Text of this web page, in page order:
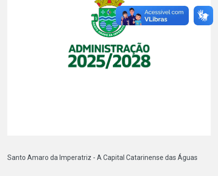
Santo Amaro da Imperatriz - A Capital Catarinense das Águas